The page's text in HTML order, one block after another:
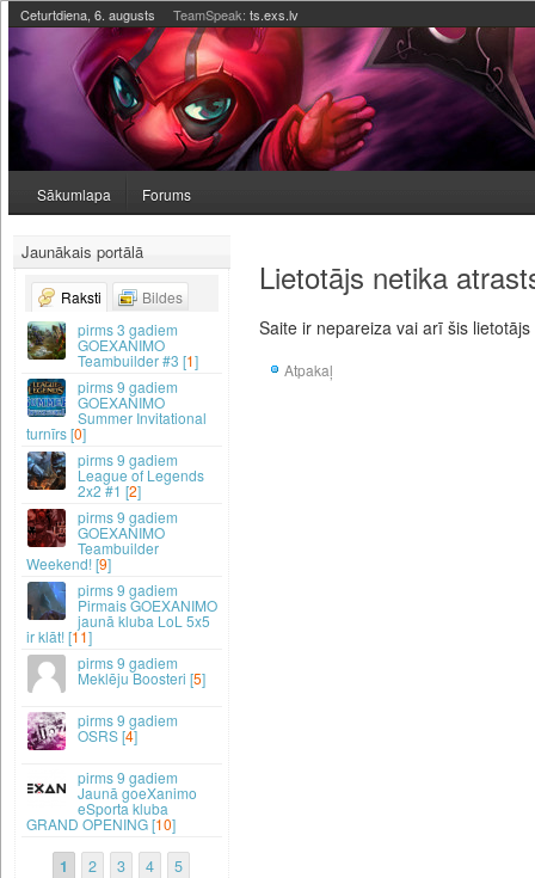
Ceturtdiena, 6. augusts TeamSpeak: ts.exs.lv
Sākumlapa Forums
Lietotājs netika
Saite ir nepareiza vai arī šis
Atpakaļ
Jaunākais portālā
Raksti
Bildes
3 gadiem
GOEXANIMO
Teambuilder #3 [1]
9 gadiem
GOEXANIMO
Summer Invitational
turnīrs [0]
9 gadiem
League of Legends
2x2 #1 [2]
9 gadiem
GOEXANIMO
Teambuilder
Weekend! [9]
9 gadiem
Pirmais GOEXANIMO
jaunā kluba LoL 5x5
ir klāt! [11]
9 gadiem
Meklēju Boosteri [5]
9 gadiem
OSRS [4]
9 gadiem
Jaunā goeXanimo
eSporta kluba
GRAND OPENING [10]
1 2 3 4 5